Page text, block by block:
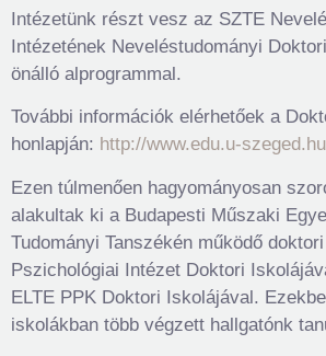
Intézetünk részt vesz az SZTE
Intézetének Neveléstudományi
önálló alprogrammal.
További információk elérhetőek a
honlapján: http://www.edu.u-
Ezen túlmenően hagyományosan
alakultak ki a Budapesti Műszaki
Tudományi Tanszékén működő
Pszichológiai Intézet Doktori
ELTE PPK Doktori Iskolájával.
iskolákban több végzett hallgatónk